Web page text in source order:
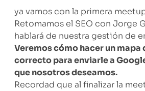
ya vamos con la primera
Retomamos el SEO con Jorge
hablará de nuestra gestión de
Veremos cómo hacer un
correcto para enviarle a
que nosotros deseamos.
Recordad que al finalizar la